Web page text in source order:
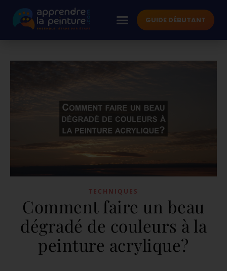
GUIDE DÉBUTANT
TECHNIQUES
Comment faire un beau
dégradé de couleurs à la
peinture acrylique?